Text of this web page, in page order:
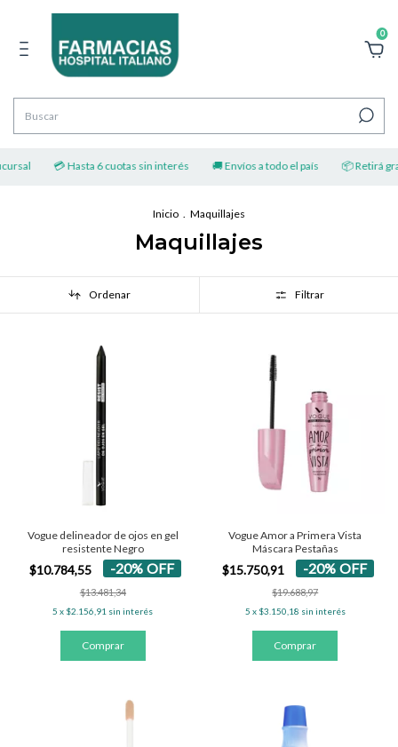
0
💳 Hasta 6 cuotas sin interés 🚚 Envíos a todo el país 📦 Retirá gratis
Inicio . Maquillajes
Maquillajes
Ordenar Filtrar
Vogue delineador de ojos en gel
resistente Negro
$10.784,55 -20%OFF
$13.481,34
5 x $2.156,91 sin interés
Vogue Amor a Primera Vista
Máscara Pestañas
$15.750,91 -20% OFF
$19.688,97
5 x $3.150,18 sin interés